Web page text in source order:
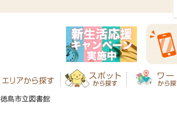
徳島市立図書館